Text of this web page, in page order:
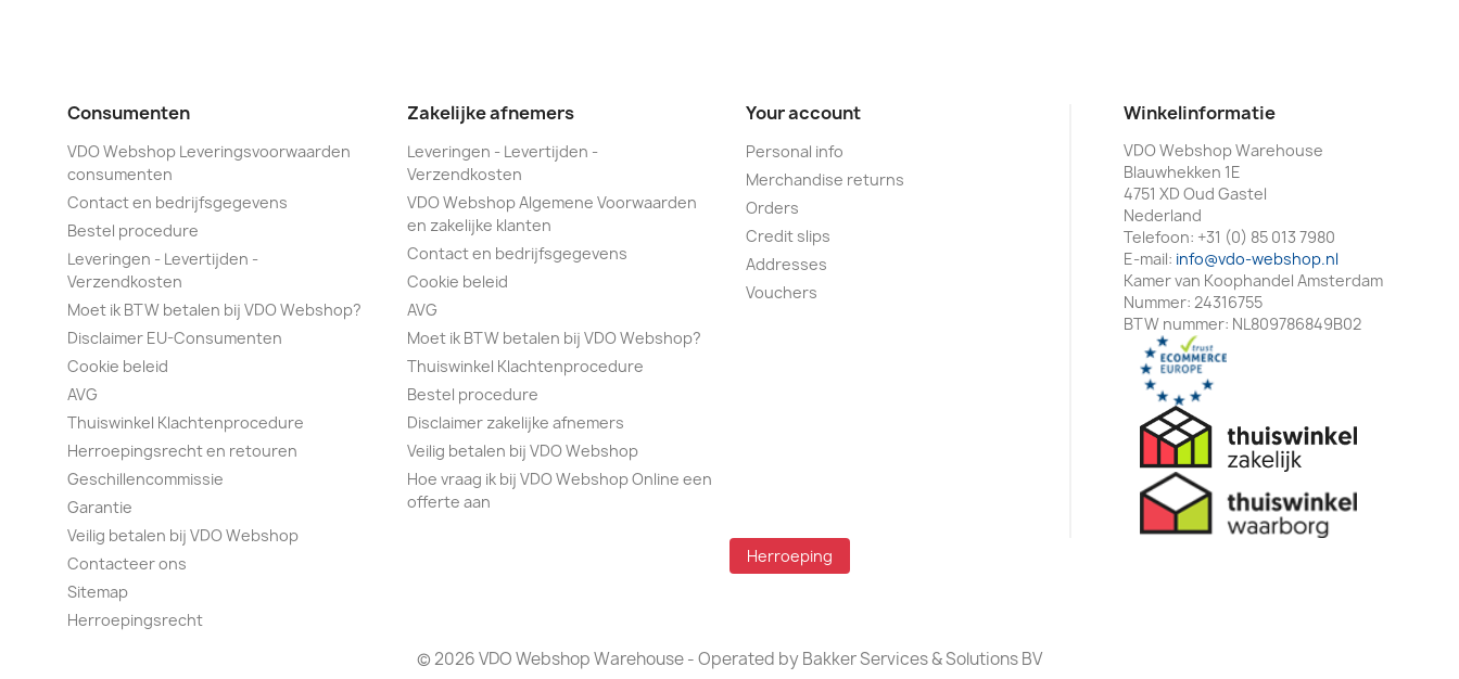
Consumenten
VDO Webshop Leveringsvoorwaarden
consumenten
Contact en bedrijfsgegevens
Bestel procedure
Leveringen - Levertijden -
Verzendkosten
Moet ik BTW betalen bij VDO Webshop?
Disclaimer EU-Consumenten
Cookie beleid
AVG
Thuiswinkel Klachtenprocedure
Herroepingsrecht en retouren
Geschillencommissie
Garantie
Veilig betalen bij VDO Webshop
Contacteer ons
Sitemap
Herroepingsrecht
Zakelijke afnemers
Leveringen - Levertijden -
Verzendkosten
VDO Webshop Algemene Voorwaarden
en zakelijke klanten
Contact en bedrijfsgegevens
Cookie beleid
AVG
Moet ik BTW betalen bij VDO Webshop?
Thuiswinkel Klachtenprocedure
Bestel procedure
Disclaimer zakelijke afnemers
Veilig betalen bij VDO Webshop
Hoe vraag ik bij VDO Webshop Online een
offerte aan
Your account
Personal info
Merchandise returns
Orders
Credit slips
Addresses
Vouchers
Winkelinformatie
VDO Webshop Warehouse
Blauwhekken 1E
4751 XD Oud Gastel
Nederland
Telefoon: +31 (0) 85 013 7980
E-mail: info@vdo-webshop.nl
Kamer van Koophandel Amsterdam
Nummer: 24316755
BTW nummer: NL809786849B02
Herroeping
© 2026 VDO Webshop Warehouse - Operated by Bakker Services & Solutions BV